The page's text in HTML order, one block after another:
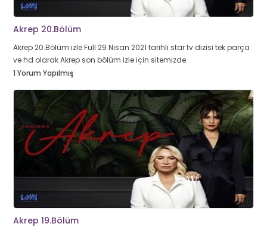
Akrep 20.Bölüm
Akrep 20.Bölüm izle Full 29 Nisan 2021 tarihli star tv dizisi tek parça
ve hd olarak Akrep son bölüm izle için sitemizde.
1 Yorum Yapılmış
Akrep 19.Bölüm